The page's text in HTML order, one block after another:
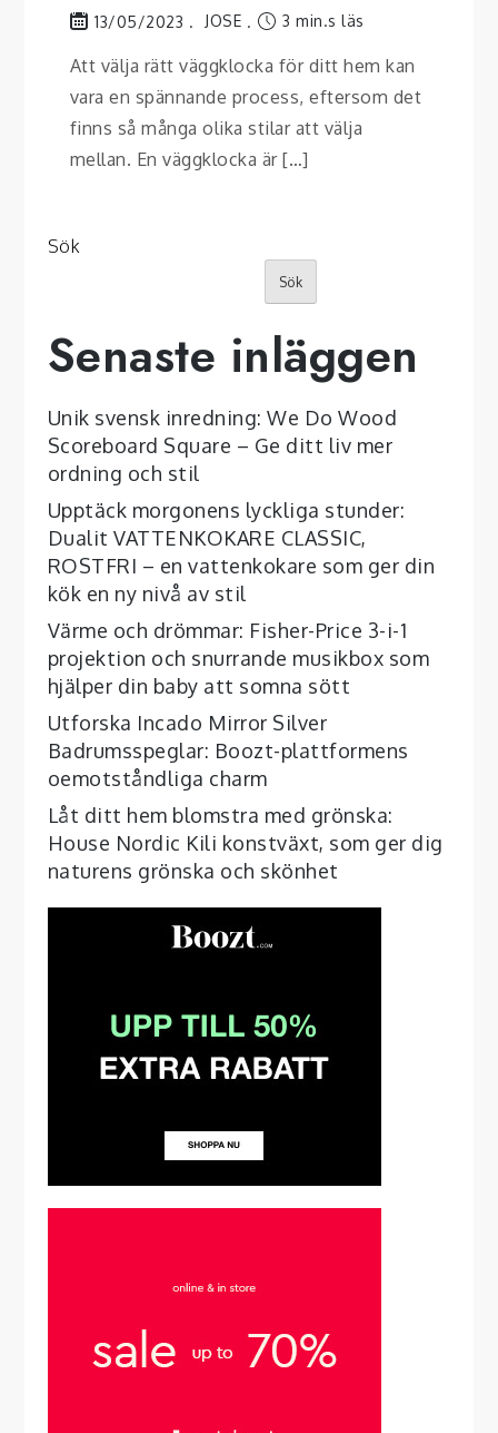
13/05/2023 JOSE 3 min.s läs
Att välja rätt väggklocka för ditt hem kan
vara en spännande process, eftersom det
finns så många olika stilar att välja
mellan. En väggklocka är […]
Sök
Sök
Senaste inläggen
Unik svensk inredning: We Do Wood
Scoreboard Square – Ge ditt liv mer
ordning och stil
Upptäck morgonens lyckliga stunder:
Dualit VATTENKOKARE CLASSIC,
ROSTFRI – en vattenkokare som ger din
kök en ny nivå av stil
Värme och drömmar: Fisher-Price 3-i-1
projektion och snurrande musikbox som
hjälper din baby att somna sött
Utforska Incado Mirror Silver
Badrumsspeglar: Boozt-plattformens
oemotståndliga charm
Låt ditt hem blomstra med grönska:
House Nordic Kili konstväxt, som ger dig
naturens grönska och skönhet